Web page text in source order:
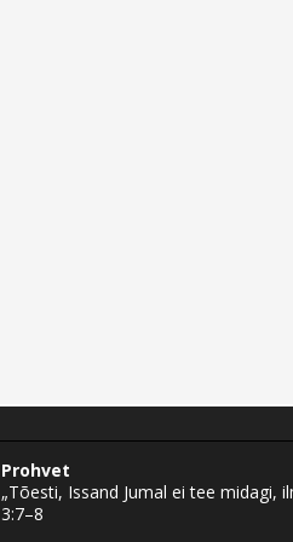
Prohvet
„Tõesti, Issand Jumal ei tee midagi,
3:7–8